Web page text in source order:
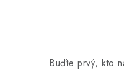
Buďte prvý, kto